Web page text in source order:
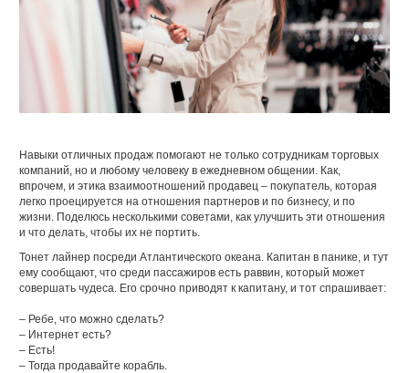
Навыки отличных продаж помогают не только сотрудникам торговых
компаний, но и любому человеку в ежедневном общении. Как,
впрочем, и этика взаимоотношений продавец – покупатель, которая
легко проецируется на отношения партнеров и по бизнесу, и по
жизни. Поделюсь несколькими советами, как улучшить эти отношения
и что делать, чтобы их не портить.
Тонет лайнер посреди Атлантического океана. Капитан в панике, и тут
ему сообщают, что среди пассажиров есть раввин, который может
совершать чудеса. Его срочно приводят к капитану, и тот спрашивает:
– Ребе, что можно сделать?
– Интернет есть?
– Есть!
– Тогда продавайте корабль.